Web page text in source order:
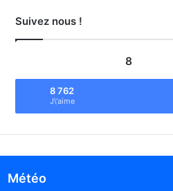
Suivez nous !
8
8 762
J\'aime
Météo